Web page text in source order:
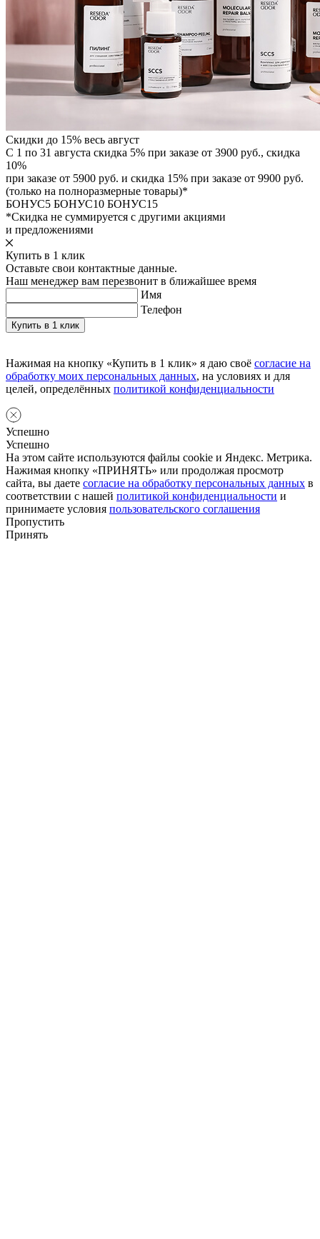
Скидки до 15% весь август
С 1 по 31 августа скидка 5% при заказе от 3900 руб., скидка
10%
при заказе от 5900 руб. и скидка 15% при заказе от 9900 руб.
(только на полноразмерные товары)*
БОНУС5 БОНУС10 БОНУС15
*Скидка не суммируется с другими акциями
и предложениями
Купить в 1 клик
Оставьте свои контактные данные.
Наш менеджер вам перезвонит в ближайшее время
Имя
Телефон
Нажимая на кнопку «Купить в 1 клик» я даю своё согласие на
обработку моих персональных данных, на условиях и для
целей, определённых политикой конфиденциальности
Успешно
Успешно
На этом сайте используются файлы cookie и Яндекс. Метрика.
Нажимая кнопку «ПРИНЯТЬ» или продолжая просмотр
сайта, вы даете согласие на обработку персональных данных в
соответствии с нашей политикой конфиденциальности и
принимаете условия пользовательского соглашения
Пропустить
Принять